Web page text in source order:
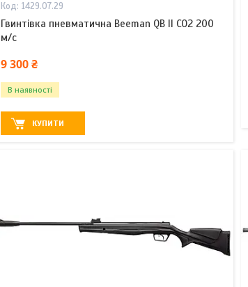
1429.07.29
Гвинтівка пневматична Beeman QB II CO2 200
м/с
9 300 ₴
В наявності
КУПИТИ